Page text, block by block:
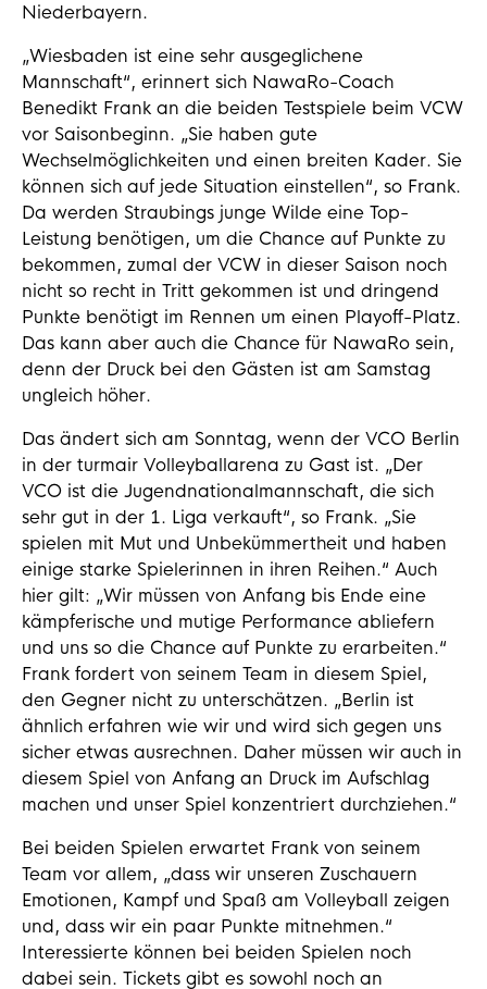
Niederbayern.
„Wiesbaden ist eine sehr ausgeglichene
Mannschaft“, erinnert sich NawaRo-Coach
Benedikt Frank an die beiden Testspiele beim VCW
vor Saisonbeginn. „Sie haben gute
Wechselmöglichkeiten und einen breiten Kader. Sie
können sich auf jede Situation einstellen“, so Frank.
Da werden Straubings junge Wilde eine Top-
Leistung benötigen, um die Chance auf Punkte zu
bekommen, zumal der VCW in dieser Saison noch
nicht so recht in Tritt gekommen ist und dringend
Punkte benötigt im Rennen um einen Playoff-Platz.
Das kann aber auch die Chance für NawaRo sein,
denn der Druck bei den Gästen ist am Samstag
ungleich höher.
Das ändert sich am Sonntag, wenn der VCO Berlin
in der turmair Volleyballarena zu Gast ist. „Der
VCO ist die Jugendnationalmannschaft, die sich
sehr gut in der 1. Liga verkauft“, so Frank. „Sie
spielen mit Mut und Unbekümmertheit und haben
einige starke Spielerinnen in ihren Reihen.“ Auch
hier gilt: „Wir müssen von Anfang bis Ende eine
kämpferische und mutige Performance abliefern
und uns so die Chance auf Punkte zu erarbeiten.“
Frank fordert von seinem Team in diesem Spiel,
den Gegner nicht zu unterschätzen. „Berlin ist
ähnlich erfahren wie wir und wird sich gegen uns
sicher etwas ausrechnen. Daher müssen wir auch in
diesem Spiel von Anfang an Druck im Aufschlag
machen und unser Spiel konzentriert durchziehen.“
Bei beiden Spielen erwartet Frank von seinem
Team vor allem, „dass wir unseren Zuschauern
Emotionen, Kampf und Spaß am Volleyball zeigen
und, dass wir ein paar Punkte mitnehmen.“
Interessierte können bei beiden Spielen noch
dabei sein. Tickets gibt es sowohl noch an